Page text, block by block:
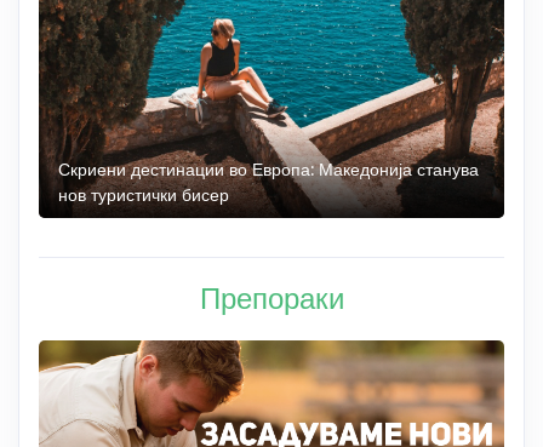
Скриени дестинации во Европа: Македонија станува
нов туристички бисер
Препораки